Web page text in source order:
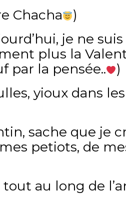
Chacha
)
je ne suis
plus la
par la pensée..
)
yioux dans les
sache que je
petiots, de
tout au long de